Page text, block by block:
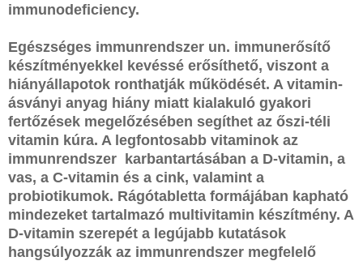
immunodeficiency.
Egészséges immunrendszer un. immunerősítő
készítményekkel kevéssé erősíthető, viszont a
hiányállapotok ronthatják működését. A vitamin-
ásványi anyag hiány miatt kialakuló gyakori
fertőzések megelőzésében segíthet az őszi-téli
vitamin kúra. A legfontosabb vitaminok az
immunrendszer karbantartásában a D-vitamin, a
vas, a C-vitamin és a cink, valamint a
probiotikumok. Rágótabletta formájában kapható
mindezeket tartalmazó multivitamin készítmény. A
D-vitamin szerepét a legújabb kutatások
hangsúlyozzák az immunrendszer megfelelő